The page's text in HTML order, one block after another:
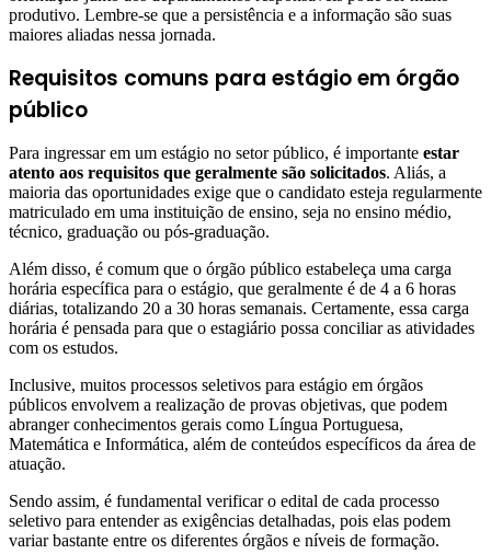
produtivo. Lembre-se que a persistência e a informação são suas
maiores aliadas nessa jornada.
Requisitos comuns para estágio em órgão
público
Para ingressar em um estágio no setor público, é importante estar
atento aos requisitos que geralmente são solicitados. Aliás, a
maioria das oportunidades exige que o candidato esteja regularmente
matriculado em uma instituição de ensino, seja no ensino médio,
técnico, graduação ou pós-graduação.
Além disso, é comum que o órgão público estabeleça uma carga
horária específica para o estágio, que geralmente é de 4 a 6 horas
diárias, totalizando 20 a 30 horas semanais. Certamente, essa carga
horária é pensada para que o estagiário possa conciliar as atividades
com os estudos.
Inclusive, muitos processos seletivos para estágio em órgãos
públicos envolvem a realização de provas objetivas, que podem
abranger conhecimentos gerais como Língua Portuguesa,
Matemática e Informática, além de conteúdos específicos da área de
atuação.
Sendo assim, é fundamental verificar o edital de cada processo
seletivo para entender as exigências detalhadas, pois elas podem
variar bastante entre os diferentes órgãos e níveis de formação.